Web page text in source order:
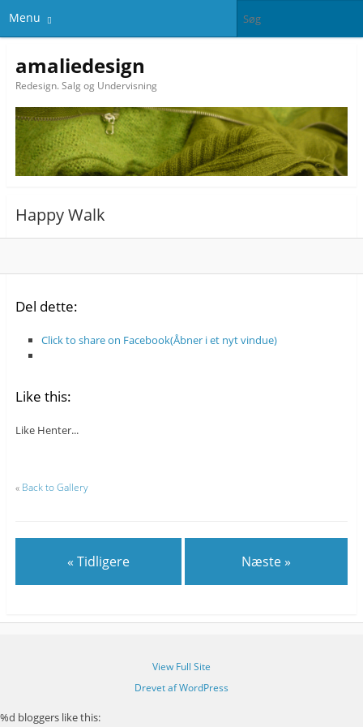
Menu
amaliedesign
Redesign. Salg og Undervisning
Happy Walk
Del dette:
Click to share on Facebook(Åbner i et nyt vindue)
Like this:
Like Henter...
« Back to Gallery
« Tidligere Næste »
View Full Site
Drevet af WordPress
%d bloggers like this: